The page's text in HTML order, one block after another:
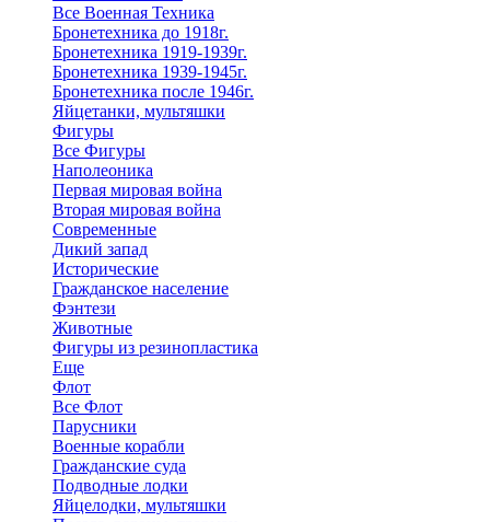
Все Военная Техника
Бронетехника до 1918г.
Бронетехника 1919-1939г.
Бронетехника 1939-1945г.
Бронетехника после 1946г.
Яйцетанки, мультяшки
Фигуры
Все Фигуры
Наполеоника
Первая мировая война
Вторая мировая война
Современные
Дикий запад
Исторические
Гражданское население
Фэнтези
Животные
Фигуры из резинопластика
Еще
Флот
Все Флот
Парусники
Военные корабли
Гражданские суда
Подводные лодки
Яйцелодки, мультяшки